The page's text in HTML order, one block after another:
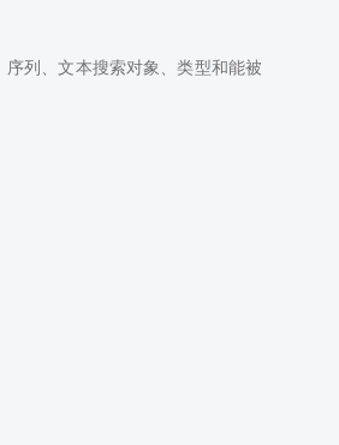
列、文本搜索对象、类型和能被